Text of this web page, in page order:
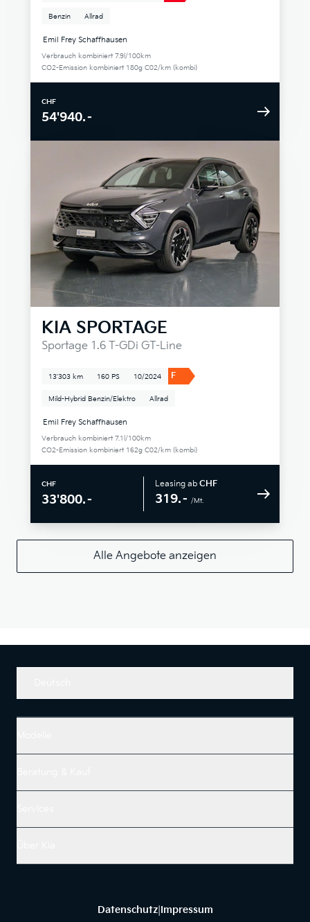
Benzin Allrad
Emil Frey Schaffhausen
Verbrauch kombiniert 7.9l/100km
CO2-Emission kombiniert 180g C02/km (kombi)
CHF
54'940.–
KIA SPORTAGE
Sportage 1.6 T-GDi GT-Line
13'303 km 160 PS 10/2024 F
Mild-Hybrid Benzin/Elektro Allrad
Emil Frey Schaffhausen
Verbrauch kombiniert 7.1l/100km
CO2-Emission kombiniert 162g C02/km (kombi)
CHF
33'800.–
Leasing ab CHF
319.– /Mt.
Alle Angebote anzeigen
Datenschutz| Impressum